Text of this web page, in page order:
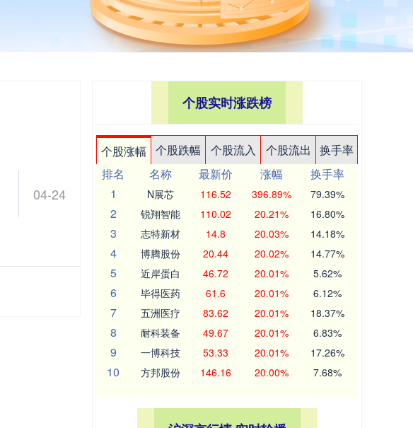
04-24
个股实时涨跌榜
个股涨幅 个股跌幅 个股流入 个股流出
换手率
排名
名称 最新价 涨幅
换手率
1
N展芯 116.52 396.89% 79.39%
2 锐翔智能 110.02 20.21% 16.80%
3 志特新材 14.8 20.03% 14.18%
4 博腾股份 20.44 20.02% 14.77%
5 近岸蛋白 46.72 20.01% 5.62%
6 毕得医药 61.6 20.01% 6.12%
7 五洲医疗 83.62 20.01% 18.37%
8 耐科装备 49.67 20.01% 6.83%
9 一博科技 53.33 20.01% 17.26%
10 方邦股份 146.16 20.00% 7.68%